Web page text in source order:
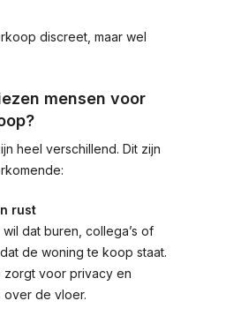
discreet, maar wel
mensen voor
heel verschillend. Dit zijn
rust
dat buren, collega’s of
de woning te koop staat.
zorgt voor privacy en
over de vloer.